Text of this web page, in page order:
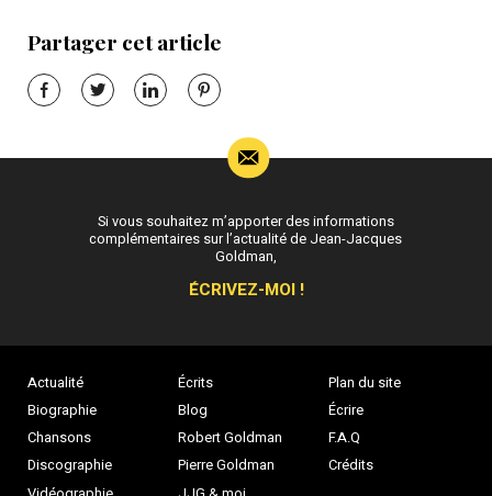
Partager cet article
Actualité
Biographie
Chansons
Discographie
Écrits
Blog
Robert Goldman
Pierre Goldman
Plan du site
Écrire
F.A.Q
Crédits
Si vous souhaitez m’apporter des informations
complémentaires sur l’actualité de Jean-Jacques
Goldman,
ÉCRIVEZ-MOI !